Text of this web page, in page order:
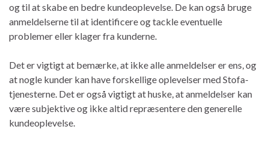
og til at skabe en bedre kundeoplevelse. De kan også bruge
anmeldelserne til at identificere og tackle eventuelle
problemer eller klager fra kunderne.
Det er vigtigt at bemærke, at ikke alle anmeldelser er ens, og
at nogle kunder kan have forskellige oplevelser med Stofa-
tjenesterne. Det er også vigtigt at huske, at anmeldelser kan
være subjektive og ikke altid repræsentere den generelle
kundeoplevelse.